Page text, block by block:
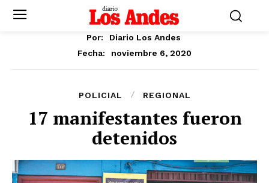
Por:
Diario Los Andes
Fecha:
noviembre 6, 2020
POLICIAL REGIONAL
17 manifestantes fueron
detenidos